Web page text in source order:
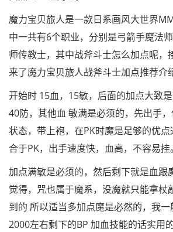
魔力宝贝旅人是一款日系画风大世界
中一共有6个职业，分别是弓箭手魔法
师传教士，其中战斧斗士怎么加点呢，
来了魔力宝贝旅人战斧斗士加点推荐介
开始时 15血，15敏，后面的加点大致是
40防，其他血 敏满是必须的，先出手
状态，带上袍，在PK时魔是足够的优
合于PK，出手速度快，血高，不容易挂。
加点满敏是必须的，然后剩下就是血跟
觉得，咒也属于魔系，没魔就只能拿杖
到的 所以适当多加点魔是必然的，我
2000左右剩下的BP 加血技能的话实用